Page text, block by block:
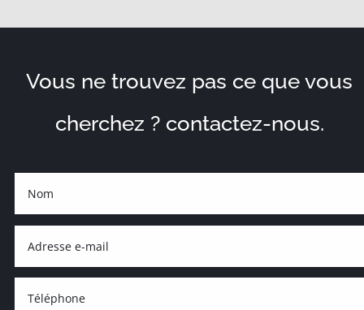
Vous ne trouvez pas ce que vous
cherchez ? contactez-nous.